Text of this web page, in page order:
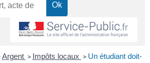
Argent > Impôts locaux > Un étudiant doit-